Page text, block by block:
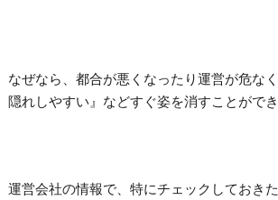
なぜなら、都合が悪くなったり運営が危なく
隠れしやすい』などすぐ姿を消すことができ
運営会社の情報で、特にチェックしておき